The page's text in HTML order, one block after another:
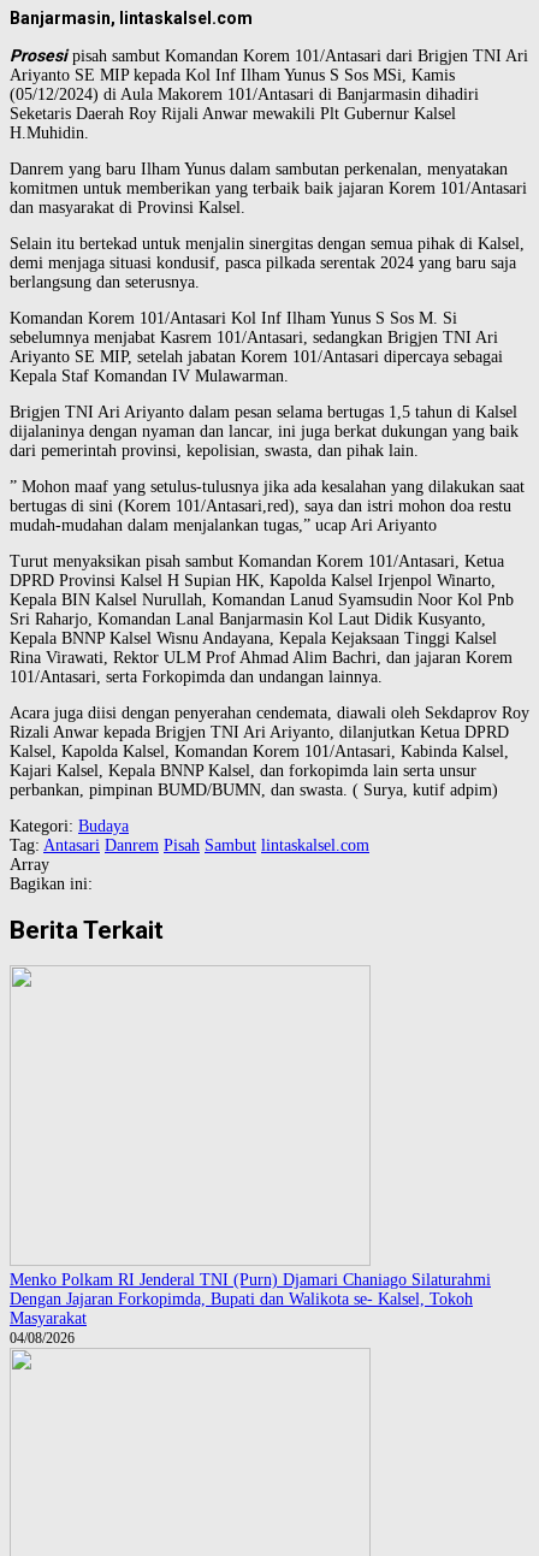
Banjarmasin, lintaskalsel.com
Prosesipisah sambut Komandan Korem 101/Antasari dari Brigjen TNI Ari
Ariyanto SE MIP kepada Kol Inf Ilham Yunus S Sos MSi, Kamis
(05/12/2024) di Aula Makorem 101/Antasari di Banjarmasin dihadiri
Seketaris Daerah Roy Rijali Anwar mewakili Plt Gubernur Kalsel
H.Muhidin.
Danrem yang baru Ilham Yunus dalam sambutan perkenalan, menyatakan
komitmen untuk memberikan yang terbaik baik jajaran Korem 101/Antasari
dan masyarakat di Provinsi Kalsel.
Selain itu bertekad untuk menjalin sinergitas dengan semua pihak di Kalsel,
demi menjaga situasi kondusif, pasca pilkada serentak 2024 yang baru saja
berlangsung dan seterusnya.
Komandan Korem 101/Antasari Kol Inf Ilham Yunus S Sos M. Si
sebelumnya menjabat Kasrem 101/Antasari, sedangkan Brigjen TNI Ari
Ariyanto SE MIP, setelah jabatan Korem 101/Antasari dipercaya sebagai
Kepala Staf Komandan IV Mulawarman.
Brigjen TNI Ari Ariyanto dalam pesan selama bertugas 1,5 tahun di Kalsel
dijalaninya dengan nyaman dan lancar, ini juga berkat dukungan yang baik
dari pemerintah provinsi, kepolisian, swasta, dan pihak lain.
” Mohon maaf yang setulus-tulusnya jika ada kesalahan yang dilakukan saat
bertugas di sini (Korem 101/Antasari,red), saya dan istri mohon doa restu
mudah-mudahan dalam menjalankan tugas,” ucap Ari Ariyanto
Turut menyaksikan pisah sambut Komandan Korem 101/Antasari, Ketua
DPRD Provinsi Kalsel H Supian HK, Kapolda Kalsel Irjenpol Winarto,
Kepala BIN Kalsel Nurullah, Komandan Lanud Syamsudin Noor Kol Pnb
Sri Raharjo, Komandan Lanal Banjarmasin Kol Laut Didik Kusyanto,
Kepala BNNP Kalsel Wisnu Andayana, Kepala Kejaksaan Tinggi Kalsel
Rina Virawati, Rektor ULM Prof Ahmad Alim Bachri, dan jajaran Korem
101/Antasari, serta Forkopimda dan undangan lainnya.
Acara juga diisi dengan penyerahan cendemata, diawali oleh Sekdaprov Roy
Rizali Anwar kepada Brigjen TNI Ari Ariyanto, dilanjutkan Ketua DPRD
Kalsel, Kapolda Kalsel, Komandan Korem 101/Antasari, Kabinda Kalsel,
Kajari Kalsel, Kepala BNNP Kalsel, dan forkopimda lain serta unsur
perbankan, pimpinan BUMD/BUMN, dan swasta. ( Surya, kutif adpim)
Kategori: Budaya
Tag: Antasari Danrem Pisah Sambut lintaskalsel.com
Array
Bagikan ini:
Berita Terkait
Menko Polkam RI Jenderal TNI (Purn) Djamari Chaniago Silaturahmi
Dengan Jajaran Forkopimda, Bupati dan Walikota se- Kalsel, Tokoh
Masyarakat
04/08/2026